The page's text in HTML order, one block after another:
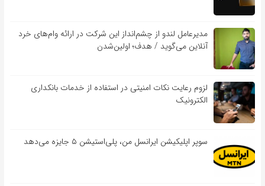
مدیرعامل لندو از چشم‌انداز این شرکت در ارائه وام‌های خرد
آنلاین می‌گوید / هدف؛ اولین‌شدن
لزوم رعایت نکات امنیتی در استفاده از خدمات بانکداری
الکترونیک
سوپر اپلیکیشن ایرانسل من، پلی‌استیشن ۵ جایزه می‌دهد